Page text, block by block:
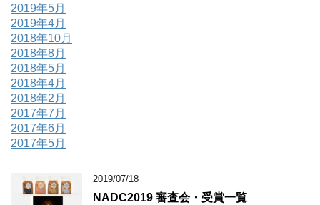
2019年5月
2019年4月
2018年10月
2018年8月
2018年5月
2018年4月
2018年2月
2017年7月
2017年6月
2017年5月
2019/07/18
NADC2019 審査会・受賞一覧